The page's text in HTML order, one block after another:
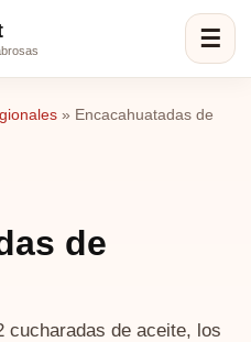
☰
» Encacahuatadas de
de
cucharadas de aceite, los